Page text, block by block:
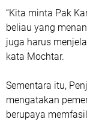
“Kita minta Pak
beliau yang
juga harus
kata Mochtar.
Sementara itu,
mengatakan
berupaya